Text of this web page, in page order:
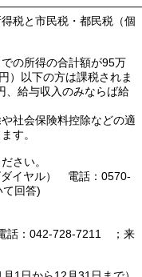
税と市民税・都民税（個
の所得の合計額が95万
）以下の方は課税されま
、給与収入のみならば給
社会保険料控除などの適
す。
さい。
イヤル） 電話：0570-
回答)
話：042-728-7211 ；来